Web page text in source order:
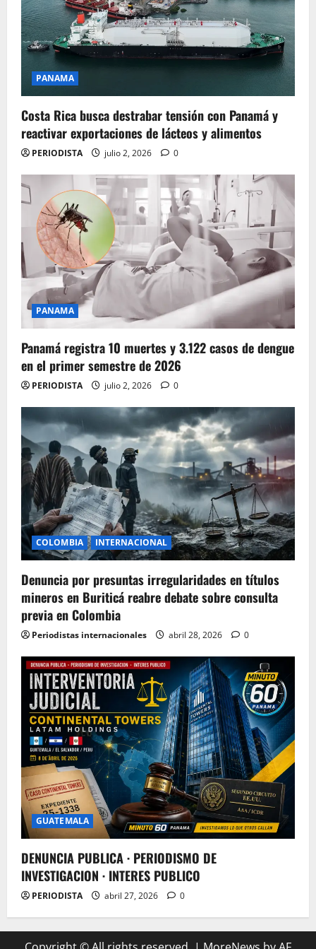
PANAMA
Costa Rica busca destrabar tensión con Panamá y
reactivar exportaciones de lácteos y alimentos
PERIODISTA julio 2, 2026 0
PANAMA
Panamá registra 10 muertes y 3.122 casos de dengue
en el primer semestre de 2026
PERIODISTA julio 2, 2026 0
COLOMBIA INTERNACIONAL
Denuncia por presuntas irregularidades en títulos
mineros en Buriticá reabre debate sobre consulta
previa en Colombia
Periodistas internacionales abril 28, 2026 0
GUATEMALA
DENUNCIA PUBLICA · PERIODISMO DE
INVESTIGACION · INTERES PUBLICO
PERIODISTA abril 27, 2026 0